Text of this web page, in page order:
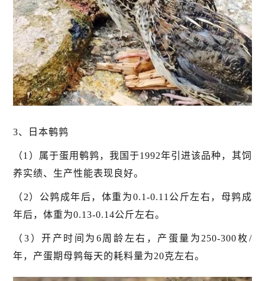
3、日本鹌鹑
（1）属于蛋用鹌鹑，我国于1992年引进该品种，其饲
养实绩、生产性能表现良好。
（2）公鹑成年后，体重为0.1-0.11公斤左右，母鹑成
年后，体重为0.13-0.14公斤左右。
（3）开产时间为6周龄左右，产蛋量为250-300枚/
年，产蛋期母鹑每天的耗料量为20克左右。